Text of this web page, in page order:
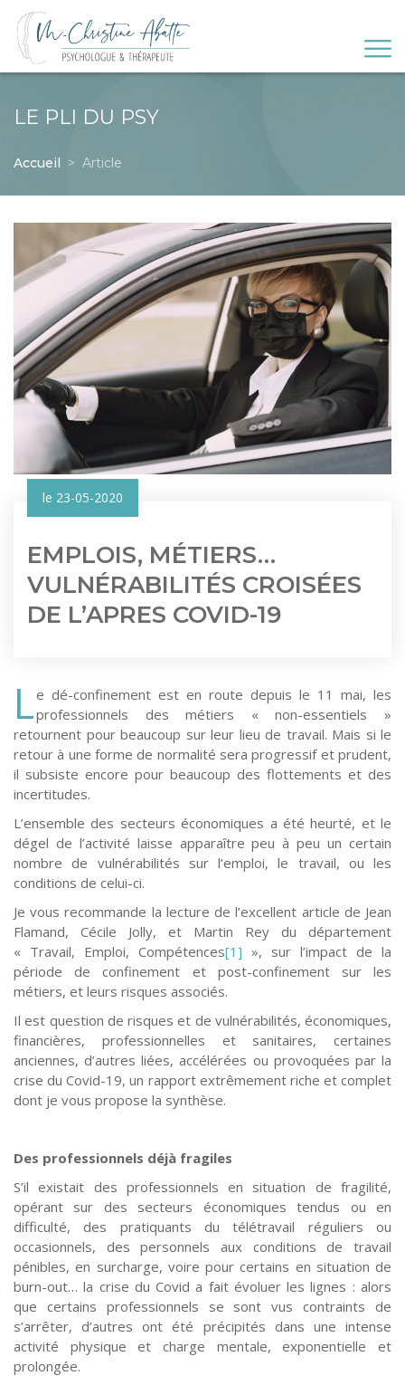
LE PLI DU PSY
Accueil Article
le 23-05-2020
EMPLOIS, MÉTIERS…
VULNÉRABILITÉS CROISÉES
DE L’APRES COVID-19
Le dé-confinement est en route depuis le 11 mai, les
professionnels des métiers « non-essentiels »
retournent pour beaucoup sur leur lieu de travail. Mais si le
retour à une forme de normalité sera progressif et prudent,
il subsiste encore pour beaucoup des flottements et des
incertitudes.
L’ensemble des secteurs économiques a été heurté, et le
dégel de l’activité laisse apparaître peu à peu un certain
nombre de vulnérabilités sur l’emploi, le travail, ou les
conditions de celui-ci.
Je vous recommande la lecture de l’excellent article de Jean
Flamand, Cécile Jolly, et Martin Rey du département
« Travail, Emploi, Compétences[1] », sur l’impact de la
période de confinement et post-confinement sur les
métiers, et leurs risques associés.
Il est question de risques et de vulnérabilités, économiques,
financières, professionnelles et sanitaires, certaines
anciennes, d’autres liées, accélérées ou provoquées par la
crise du Covid-19, un rapport extrêmement riche et complet
dont je vous propose la synthèse.
Des professionnels déjà fragiles
S’il existait des professionnels en situation de fragilité,
opérant sur des secteurs économiques tendus ou en
difficulté, des pratiquants du télétravail réguliers ou
occasionnels, des personnels aux conditions de travail
pénibles, en surcharge, voire pour certains en situation de
burn-out… la crise du Covid a fait évoluer les lignes : alors
que certains professionnels se sont vus contraints de
s’arrêter, d’autres ont été précipités dans une intense
activité physique et charge mentale, exponentielle et
prolongée.